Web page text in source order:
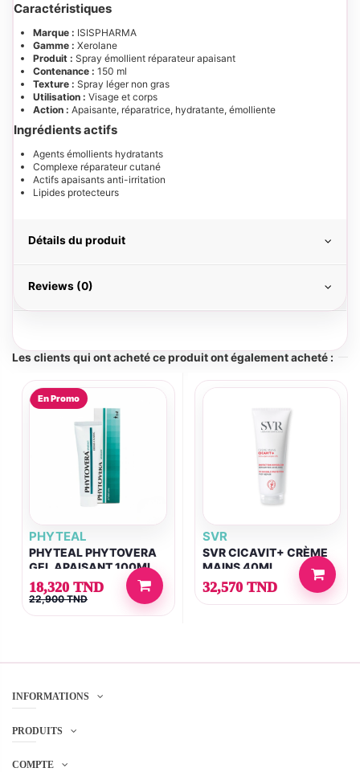
Caractéristiques
Marque : ISISPHARMA
Gamme : Xerolane
Produit : Spray émollient réparateur apaisant
Contenance : 150 ml
Texture : Spray léger non gras
Utilisation : Visage et corps
Action : Apaisante, réparatrice, hydratante, émolliente
Ingrédients actifs
Agents émollients hydratants
Complexe réparateur cutané
Actifs apaisants anti-irritation
Lipides protecteurs
Détails du produit
Reviews (0)
Les clients qui ont acheté ce produit ont également acheté :
En Promo
PHYTEAL
PHYTEAL PHYTOVERA
GEL APAISANT 100ML
18,320 TND
22,900 TND
SVR
SVR CICAVIT+ CRÈME
MAINS 40ML
32,570 TND
INFORMATIONS
PRODUITS
COMPTE